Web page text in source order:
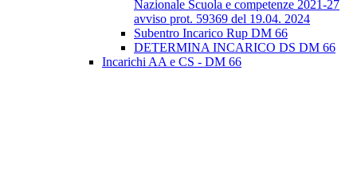
Nazionale Scuola e competenze 2021-27
avviso prot. 59369 del 19.04. 2024
Subentro Incarico Rup DM 66
DETERMINA INCARICO DS DM 66
Incarichi AA e CS - DM 66